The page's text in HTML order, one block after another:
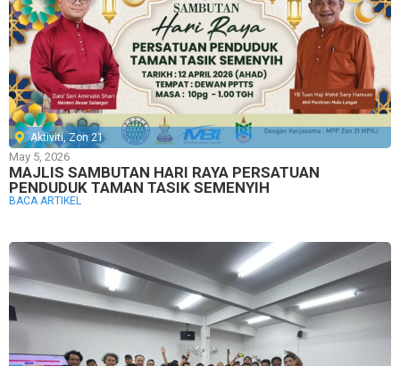
Aktiviti,Zon 21
May 5, 2026
MAJLIS SAMBUTAN HARI RAYA PERSATUAN
PENDUDUK TAMAN TASIK SEMENYIH
BACA ARTIKEL